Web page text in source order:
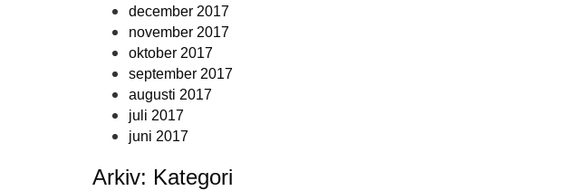
december 2017
november 2017
oktober 2017
september 2017
augusti 2017
juli 2017
juni 2017
Arkiv: Kategori